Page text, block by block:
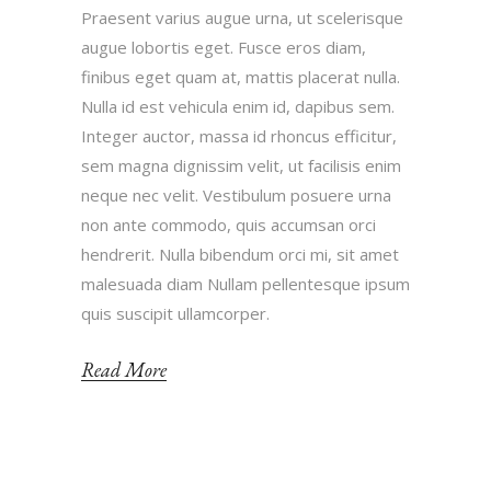
Praesent varius augue urna, ut scelerisque
augue lobortis eget. Fusce eros diam,
finibus eget quam at, mattis placerat nulla.
Nulla id est vehicula enim id, dapibus sem.
Integer auctor, massa id rhoncus efficitur,
sem magna dignissim velit, ut facilisis enim
neque nec velit. Vestibulum posuere urna
non ante commodo, quis accumsan orci
hendrerit. Nulla bibendum orci mi, sit amet
malesuada diam Nullam pellentesque ipsum
quis suscipit ullamcorper.
Read More